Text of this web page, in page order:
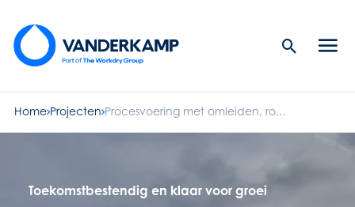
Search
Home Projecten Procesvoering met omleiden, ro...
Toekomstbestendig en klaar voor groei